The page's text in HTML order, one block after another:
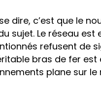
dire, c’est que le
sujet. Le réseau est
refusent de
bras de fer
plane sur le